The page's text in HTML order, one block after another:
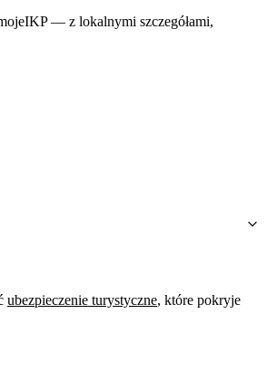
— z lokalnymi szczegółami,
ubezpieczenie turystyczne, które pokryje